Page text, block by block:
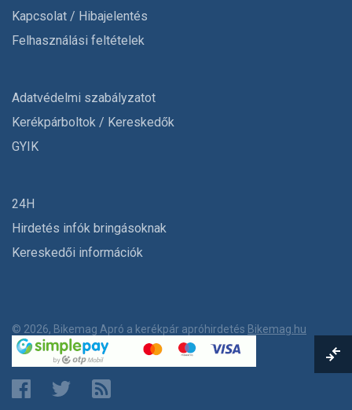
Kapcsolat / Hibajelentés
Felhasználási feltételek
Adatvédelmi szabályzatot
Kerékpárboltok / Kereskedők
GYIK
24H
Hirdetés infók bringásoknak
Kereskedői információk
© 2026, Bikemag Apró a kerékpár apróhirdetés Bikemag.hu